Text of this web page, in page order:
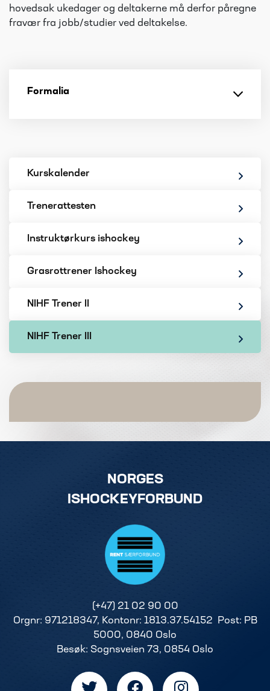
hovedsak ukedager og deltakerne må derfor påregne
fravær fra jobb/studier ved deltakelse.
Formalia
Kurskalender
Trenerattesten
Instruktørkurs ishockey
Grasrottrener Ishockey
NIHF Trener II
NIHF Trener III
NORGES
ISHOCKEYFORBUND
(+47) 21 02 90 00
Orgnr: 971218347, Kontonr: 1813.37.54152 Post: PB
5000, 0840 Oslo
Besøk: Sognsveien 73, 0854 Oslo